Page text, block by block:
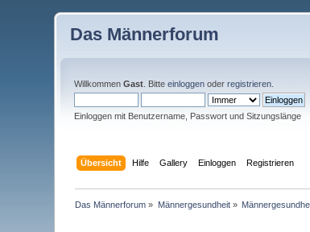
Das Männerforum
WillkommenGast . Bitteeinloggen oderregistrieren
Einloggen mit Benutzername, Passwort und Sitzungslänge
Übersicht Hilfe Gallery Einloggen Registrieren
Das Männerforum » Männergesundheit»